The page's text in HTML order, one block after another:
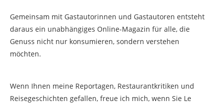
Gemeinsam mit Gastautorinnen und Gastautoren entsteht
daraus ein unabhängiges Online-Magazin für alle, die
Genuss nicht nur konsumieren, sondern verstehen
möchten.
Wenn Ihnen meine Reportagen, Restaurantkritiken und
Reisegeschichten gefallen, freue ich mich, wenn Sie Le